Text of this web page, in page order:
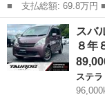
■ 支払総額: 69.8万円 ■ 車両本体価格： 580,000 円 ■ メーカー
名： スバル ■ 車種
パネルバン ハイルー
扉・タイミング...
兵庫 伊丹市
スバ
８
ステラ